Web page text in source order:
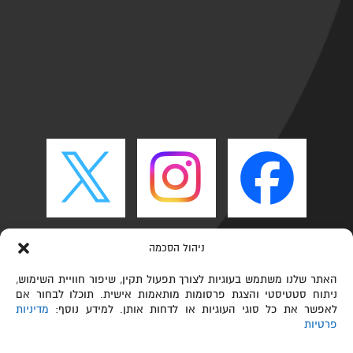
ניהול הסכמה
האתר שלנו משתמש בעוגיות לצורך תפעול תקין, שיפור חוויית השימוש,
ניתוח סטטיסטי והצגת פרסומות מותאמות אישית. תוכלו לבחור אם
לאפשר את כל סוגי העוגיות או לדחות אותן. למידע נוסף: מדיניות
פרטיות